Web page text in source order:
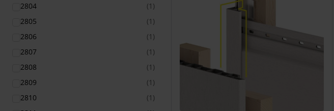
2804
(1)
2805
(1)
2806
(1)
2807
(1)
2808
(1)
2809
(1)
2810
(1)